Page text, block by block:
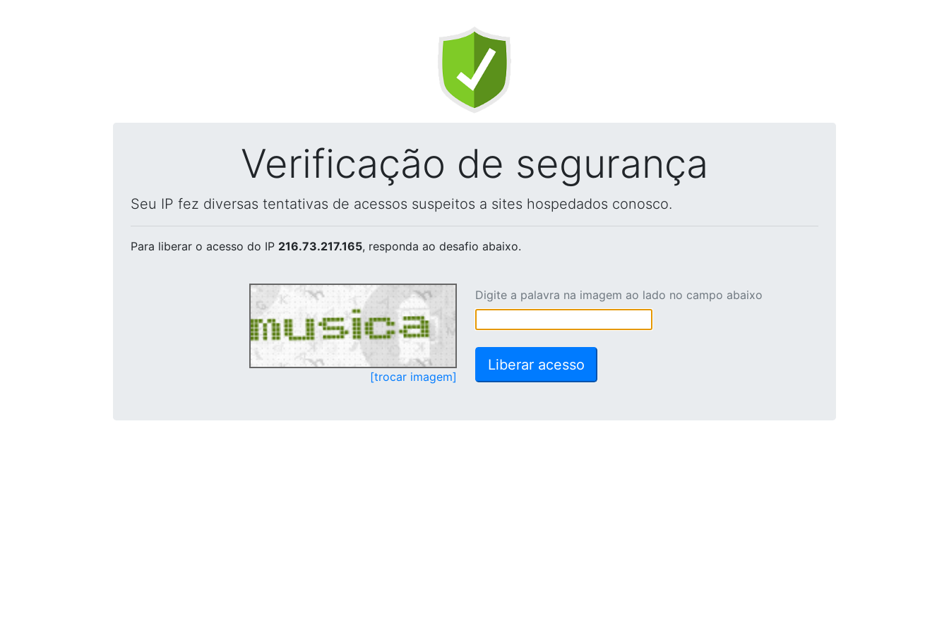
Verificação de segurança
Seu IP fez diversas tentativas de acessos suspeitos a sites hospedados conosco.
Para liberar o acesso do IP 216.73.217.165, responda ao desafio abaixo.
[trocar imagem]
Digite a palavra na imagem ao lado no campo abaixo